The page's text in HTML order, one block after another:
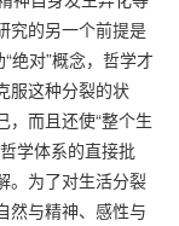
究的另一个前提是
绝对”概念，哲学才
服这种分裂的状
，而且还使“整个生
学体系的直接批
。为了对生活分裂
然与精神、感性与